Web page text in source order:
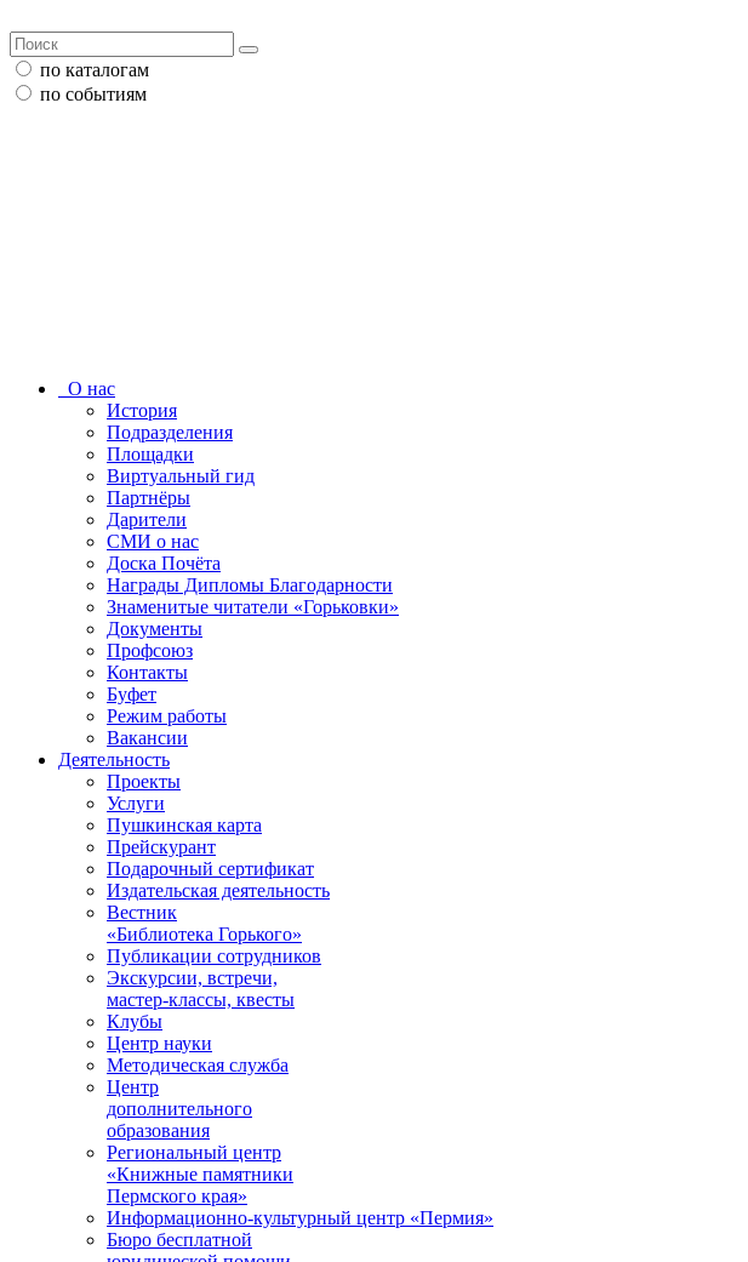
по каталогам
по событиям
О нас
История
Подразделения
Площадки
Виртуальный гид
Партнёры
Дарители
СМИ о нас
Доска Почёта
Награды Дипломы Благодарности
Знаменитые читатели «Горьковки»
Документы
Профсоюз
Контакты
Буфет
Режим работы
Вакансии
Деятельность
Проекты
Услуги
Пушкинская карта
Прейскурант
Подарочный сертификат
Издательская деятельность
Вестник
«Библиотека Горького»
Публикации сотрудников
Экскурсии, встречи,
мастер-классы, квесты
Клубы
Центр науки
Методическая служба
Центр
дополнительного
образования
Региональный центр
«Книжные памятники
Пермского края»
Информационно-культурный центр «Пермия»
Бюро бесплатной